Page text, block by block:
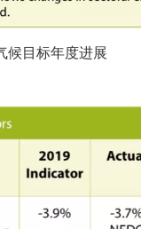
目标年度进展